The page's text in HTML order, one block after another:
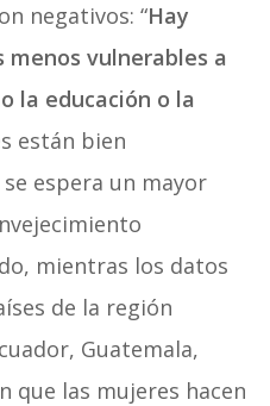
negativos: “Hay
menos vulnerables a
la educación o la
están bien
espera un mayor
mientras los datos
de la región
Guatemala,
que las mujeres hacen